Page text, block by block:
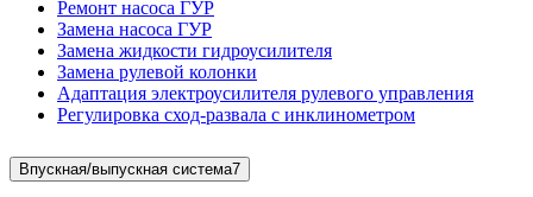
Ремонт насоса ГУР
Замена насоса ГУР
Замена жидкости гидроусилителя
Замена рулевой колонки
Адаптация электроусилителя рулевого управления
Регулировка сход-развала с инклинометром
Впускная/выпускная система7